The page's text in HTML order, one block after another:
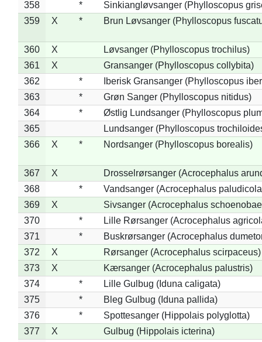
358 *
Sinkiangløvsanger (Phylloscopus
359
X * Brun Løvsanger (Phylloscopus
360 X
Løvsanger (Phylloscopus trochilus)
361
X
Gransanger (Phylloscopus collybita)
362
*
Iberisk Gransanger (Phylloscopus
363
*
Grøn Sanger (Phylloscopus nitidus)
364
*
Østlig Lundsanger (Phylloscopus
365
Lundsanger (Phylloscopus
366
X * Nordsanger (Phylloscopus borealis)
367 X
Drosselrørsanger (Acrocephalus
368
*
Vandsanger (Acrocephalus
369
X
Sivsanger (Acrocephalus
370
*
Lille Rørsanger (Acrocephalus
371
*
Buskrørsanger (Acrocephalus
372
X
Rørsanger (Acrocephalus scirpaceus)
373
X
Kærsanger (Acrocephalus palustris)
374
*
Lille Gulbug (Iduna caligata)
375
*
Bleg Gulbug (Iduna pallida)
376
*
Spottesanger (Hippolais polyglotta)
377
X
Gulbug (Hippolais icterina)